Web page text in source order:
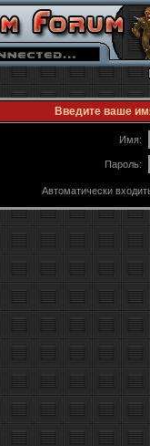
Введите ваше
Имя:
Пароль:
Автоматически